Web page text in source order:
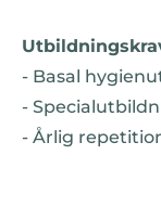
- Basal
-
- Årlig